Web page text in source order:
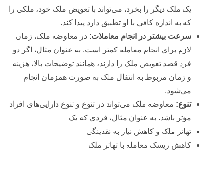
یک ملک دیگر را بخرد، می‌تواند با تعویض ملک خود، ملکی را
که به اندازه کافی با او تطبیق دارد پیدا کند.
سرعت بیشتر در انجام معاملات: در معاوضه ملک، زمان
لازم برای انجام معامله کمتر است. به عنوان مثال، اگر دو
فرد قصد تعویض ملک را دارند، همانند توضیحات بالا، هزینه
و زمان مربوط به انتقال ملک به صورت همزمان انجام
می‌شود.
تنوع: معاوضه ملک می‌تواند در تنوع و تنوع دارایی‌های افراد
مؤثر باشد. به عنوان مثال، فردی که یک
تهاتر ملک و کاهش نیاز به نقدینگی
کاهش ریسک معامله با تهاتر ملک